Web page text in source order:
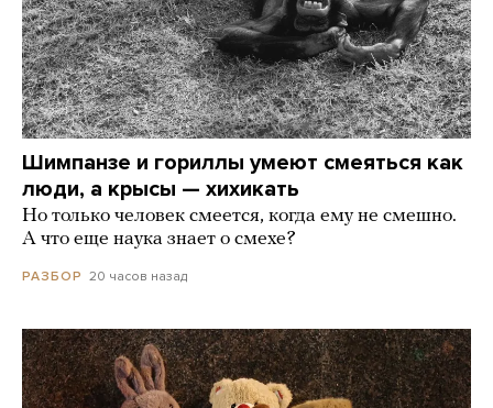
Шимпанзе и гориллы умеют смеяться как
люди, а крысы — хихикать
Но только человек смеется, когда ему не смешно.
А что еще наука знает о смехе?
РАЗБОР 20 часов назад